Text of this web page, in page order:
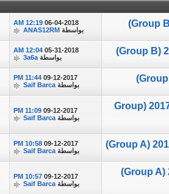
06-04-2018
12:19 AM
بواسطة ANAS12RM
05-31-2018
12:04 AM
بواسطة 3a6a
09-12-2017
11:44 PM
بواسطة Saif Barca
تغطية مباراة || Portugal VS New Zealand || كأس القارات 2017 (Group 09-12-2017
11:09 PM
بواسطة Saif Barca
09-12-2017
10:58 PM
بواسطة Saif Barca
09-12-2017
10:57 PM
بواسطة Saif Barca